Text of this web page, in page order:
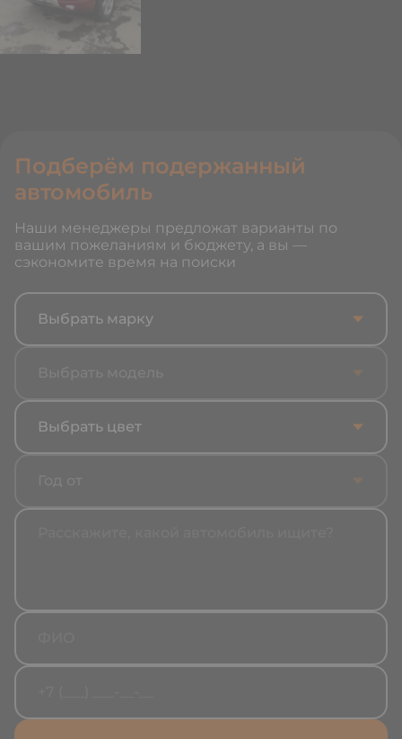
Подберём подержанный
автомобиль
Наши менеджеры предложат варианты по
вашим пожеланиям и бюджету, а вы —
сэкономите время на поиски
Выбрать марку
Выбрать цвет